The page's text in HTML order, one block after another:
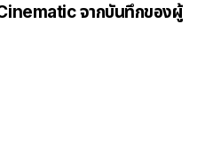
จากบันทึกของผู้